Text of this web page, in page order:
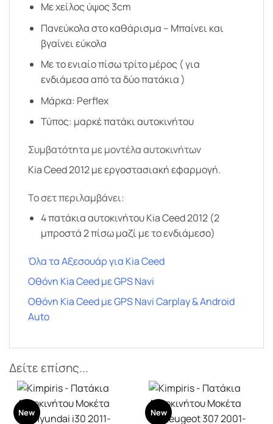
Με χείλος ύψος 3cm
Πανεύκολα στο καθάρισμα – Μπαίνει και
βγαίνει εύκολα
Με το ενιαίο πίσω τρίτο μέρος ( για
ενδιάμεσα από τα δύο πατάκια )
Μάρκα: Perflex
Τύπος: μαρκέ πατάκι αυτοκινήτου
Συμβατότητα με μοντέλα αυτοκινήτων
Kia Ceed 2012 με εργοστασιακή εφαρμογή.
Το σετ περιλαμβάνει:
4 πατάκια αυτοκινήτου Kia Ceed 2012 (2
μπροστά 2 πίσω μαζί με το ενδιάμεσο)
Όλα τα Αξεσουάρ για Kia Ceed
Οθόνη Kia Ceed με GPS Navi
Οθόνη Kia Ceed με GPS Navi Carplay & Android
Auto
Δείτε επίσης...
New New